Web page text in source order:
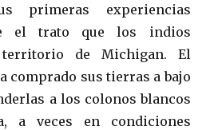
primeras experiencias
el trato que los indios
de Michigan. El
comprado sus tierras a bajo
a los colonos blancos
a veces en condiciones